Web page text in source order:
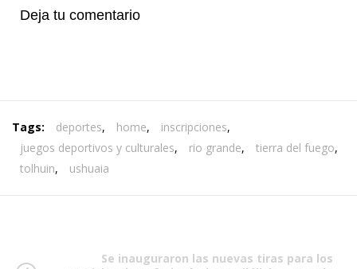
Deja tu comentario
Tags: deportes, home, inscripciones,
juegos deportivos y culturales, rio grande, tierra del fuego,
tolhuin, ushuaia
Se inauguraron las nuevas tiras para los